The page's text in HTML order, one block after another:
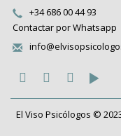
+34 686 00 44 93
Contactar por Whatsapp
El Viso Psicólogos ©